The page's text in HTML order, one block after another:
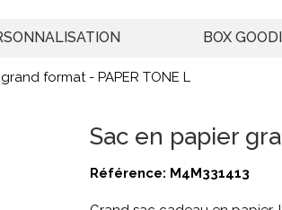
BOX
format - PAPER TONE L
Sac en papier
Référence: M4M331413